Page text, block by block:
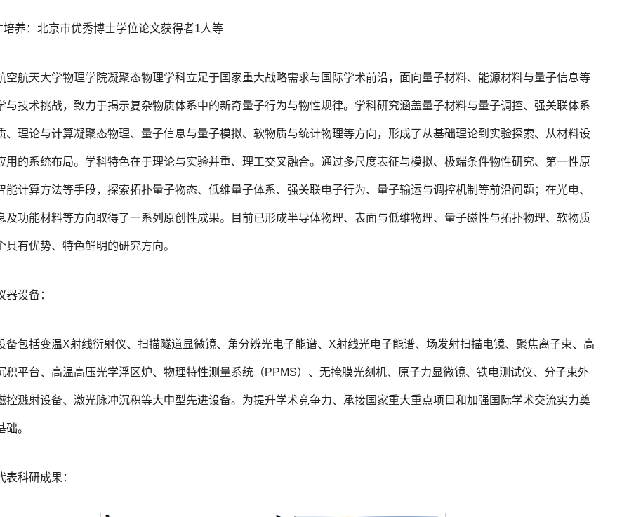
养：北京市优秀博士学位论文获得者1人等
空航天大学物理学院凝聚态物理学科立足于国家重大战略需求与国际学术前沿，面向量子材料、能源材料与量子信息等
与技术挑战，致力于揭示复杂物质体系中的新奇量子行为与物性规律。学科研究涵盖量子材料与量子调控、强关联体系
、理论与计算凝聚态物理、量子信息与量子模拟、软物质与统计物理等方向，形成了从基础理论到实验探索、从材料设
用的系统布局。学科特色在于理论与实验并重、理工交叉融合。通过多尺度表征与模拟、极端条件物性研究、第一性原
能计算方法等手段，探索拓扑量子物态、低维量子体系、强关联电子行为、量子输运与调控机制等前沿问题；在光电、
及功能材料等方向取得了一系列原创性成果。目前已形成半导体物理、表面与低维物理、量子磁性与拓扑物理、软物质
具有优势、特色鲜明的研究方向。
器设备：
备包括变温X射线衍射仪、扫描隧道显微镜、角分辨光电子能谱、X射线光电子能谱、场发射扫描电镜、聚焦离子束、高
积平台、高温高压光学浮区炉、物理特性测量系统（PPMS）、无掩膜光刻机、原子力显微镜、铁电测试仪、分子束外
控溅射设备、激光脉冲沉积等大中型先进设备。为提升学术竞争力、承接国家重大重点项目和加强国际学术交流实力奠
。
表科研成果：